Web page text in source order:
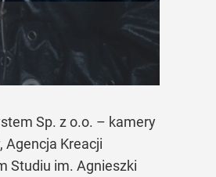
Sp. z o.o. – kamery
Agencja Kreacji
Studiu im. Agnieszki